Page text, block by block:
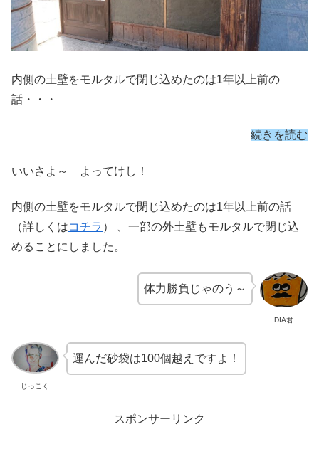
内側の土壁をモルタルで閉じ込めたのは1年以上前の
話・・・
続きを読む
いいさよ～ よってけし！
内側の土壁をモルタルで閉じ込めたのは1年以上前の話
（詳しくはコチラ ） 、一部の外土壁もモルタルで閉じ込
めることにしました。
DIA君
体力勝負じゃのう～
じっこく
運んだ砂袋は100個越えですよ！
スポンサーリンク